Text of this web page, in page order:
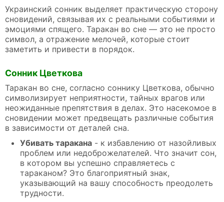
Украинский сонник выделяет практическую сторону
сновидений, связывая их с реальными событиями и
эмоциями спящего. Таракан во сне — это не просто
символ, а отражение мелочей, которые стоит
заметить и привести в порядок.
Сонник Цветкова
Таракан во сне, согласно соннику Цветкова, обычно
символизирует неприятности, тайных врагов или
неожиданные препятствия в делах. Это насекомое в
сновидении может предвещать различные события
в зависимости от деталей сна.
Убивать таракана - к избавлению от назойливых
проблем или недоброжелателей. Что значит сон,
в котором вы успешно справляетесь с
тараканом? Это благоприятный знак,
указывающий на вашу способность преодолеть
трудности.